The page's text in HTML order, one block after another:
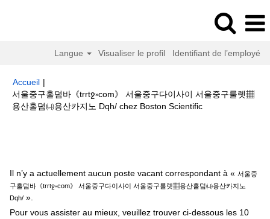
Langue Visualiser le profil Identifiant de l’employé
Accueil |
서울중구홀덤바《trrtջ༝com》 서울중구다이사이 서울중구룰렛▦
용산홀덤㈏용산카지노 Dqh/ chez Boston Scientific(page
Il n’y a actuellement aucun poste vacant correspondant à « 서울중
구홀덤바《trrtջ༝com》 서울중구다이사이 서울중구룰렛▦용산홀덤㈏용산카지노
Dqh/ ».
Pour vous assister au mieux, veuillez trouver ci-dessous les 10